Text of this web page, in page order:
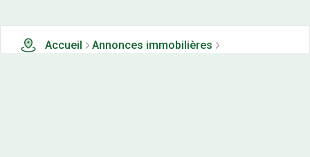
Accueil
Annonces immobilières